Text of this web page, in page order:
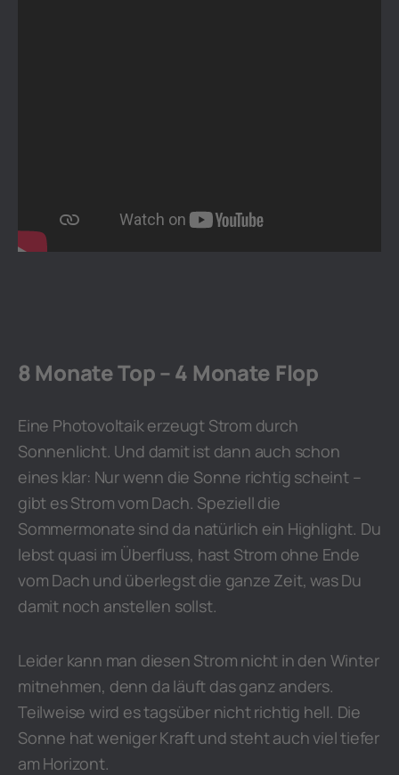
8 Monate Top – 4 Monate Flop
Eine Photovoltaik erzeugt Strom durch
Sonnenlicht. Und damit ist dann auch schon
eines klar: Nur wenn die Sonne richtig scheint –
gibt es Strom vom Dach. Speziell die
Sommermonate sind da natürlich ein Highlight. Du
lebst quasi im Überfluss, hast Strom ohne Ende
vom Dach und überlegst die ganze Zeit, was Du
damit noch anstellen sollst.
Leider kann man diesen Strom nicht in den Winter
mitnehmen, denn da läuft das ganz anders.
Teilweise wird es tagsüber nicht richtig hell. Die
Sonne hat weniger Kraft und steht auch viel tiefer
am Horizont.